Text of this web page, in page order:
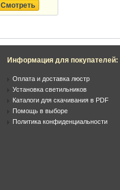
Смотреть
Информация для покупателей:
Оплата и доставка люстр
Установка светильников
Каталоги для скачивания в PDF
Помощь в выборе
Политика конфиденциальности